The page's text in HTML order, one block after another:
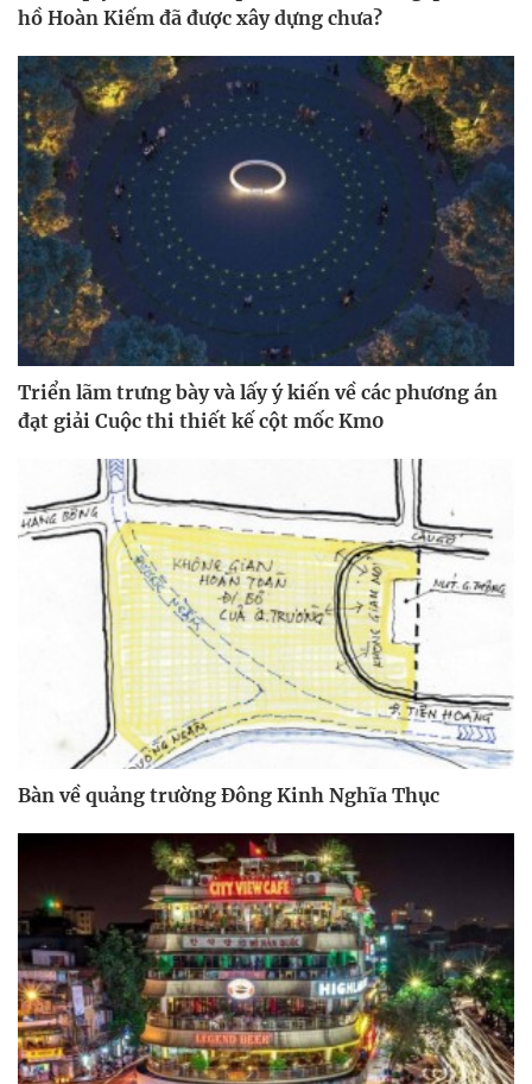
hồ Hoàn Kiếm đã được xây dựng chưa?
Triển lãm trưng bày và lấy ý kiến về các phương án
đạt giải Cuộc thi thiết kế cột mốc Km0
Bàn về quảng trường Đông Kinh Nghĩa Thục